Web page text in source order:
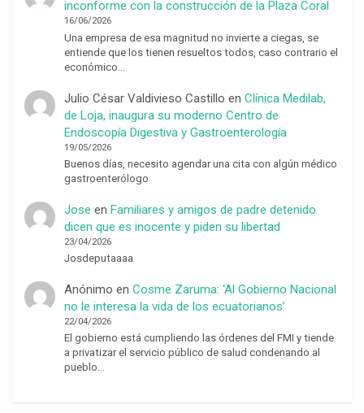
inconforme con la construcción de la Plaza Coral
16/06/2026
Una empresa de esa magnitud no invierte a ciegas, se
entiende que los tienen resueltos todos, caso contrario el
económico…
Julio César Valdivieso Castillo en Clínica Medilab,
de Loja, inaugura su moderno Centro de
Endoscopía Digestiva y Gastroenterología
19/05/2026
Buenos días, necesito agendar una cita con algún médico
gastroenterólogo
Jose en Familiares y amigos de padre detenido
dicen que es inocente y piden su libertad
23/04/2026
Josdeputaaaa
Anónimo en Cosme Zaruma: ‘Al Gobierno Nacional
no le interesa la vida de los ecuatorianos’
22/04/2026
El gobierno está cumpliendo las órdenes del FMI y tiende
a privatizar el servicio público de salud condenando al
pueblo…